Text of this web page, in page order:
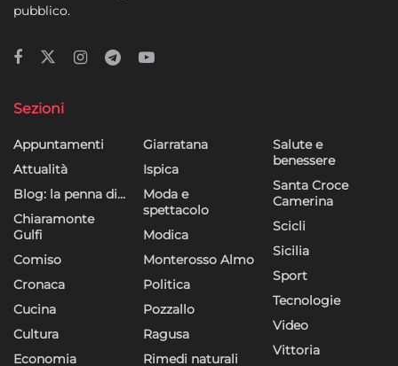
pubblico.
Sezioni
Appuntamenti
Attualità
Blog: la penna di…
Chiaramonte
Gulfi
Comiso
Cronaca
Cucina
Cultura
Economia
Giarratana
Ispica
Moda e
spettacolo
Modica
Monterosso Almo
Politica
Pozzallo
Ragusa
Rimedi naturali
Salute e
benessere
Santa Croce
Camerina
Scicli
Sicilia
Sport
Tecnologie
Video
Vittoria